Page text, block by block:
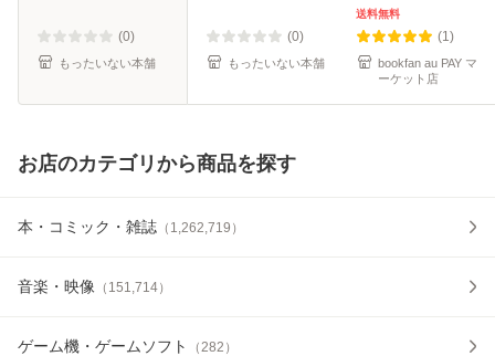
(0)
もったいない本舗
(0)
もったいない本舗
送料無料
(1)
bookfan au PAY マ
ーケット店
お店のカテゴリから商品を探す
本・コミック・雑誌 （ 1,262,719 ）
音楽・映像 （ 151,714）
ゲーム機・ゲームソフト （282 ）